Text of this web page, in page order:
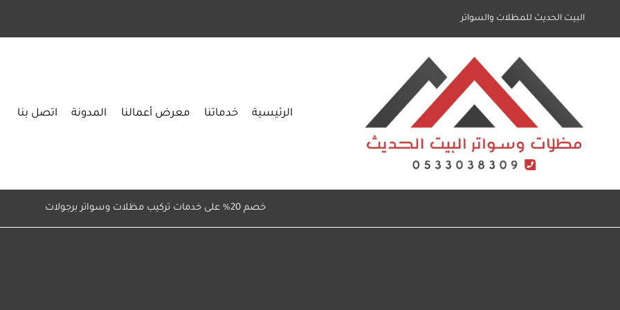
البيت الحديث للمظلات والسواتر
الرئيسية خدماتنا معرض أعمالنا المدونة اتصل بنا
خصم 20% على خدمات تركيب مظلات وسواتر برجولات